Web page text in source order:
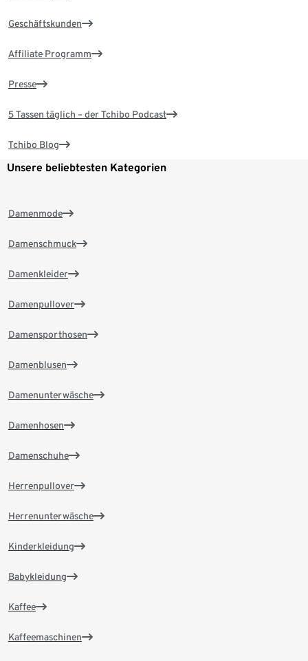
Geschäftskunden
Affiliate Programm
Presse
5 Tassen täglich – der Tchibo Podcast
Tchibo Blog
Unsere beliebtesten Kategorien
Damenmode
Damenschmuck
Damenkleider
Damenpullover
Damensporthosen
Damenblusen
Damenunterwäsche
Damenhosen
Damenschuhe
Herrenpullover
Herrenunterwäsche
Kinderkleidung
Babykleidung
Kaffee
Kaffeemaschinen